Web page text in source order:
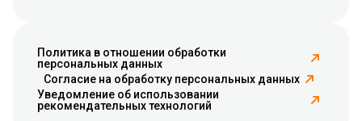
Политика в отношении обработки
персональных данных
Согласие на обработку персональных данных
Уведомление об использовании
рекомендательных технологий